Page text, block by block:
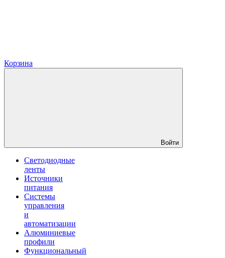
Корзина
Войти
Светодиодные
ленты
Источники
питания
Системы
управления
и
автоматизации
Алюминиевые
профили
Функциональный